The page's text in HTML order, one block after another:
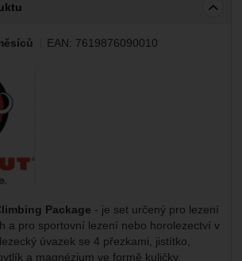
EAN: 7619876090010
Package - je set určený pro lezení
a pro sportovní lezení nebo horolezectví v
úvazek se 4 přezkami, jistítko,
a magnézium ve formě kuličky.